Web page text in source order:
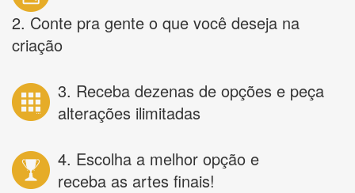
2. Conte pra gente o que você deseja na
criação
3. Receba dezenas de opções e peça
alterações ilimitadas
4. Escolha a melhor opção e
receba as artes finais!